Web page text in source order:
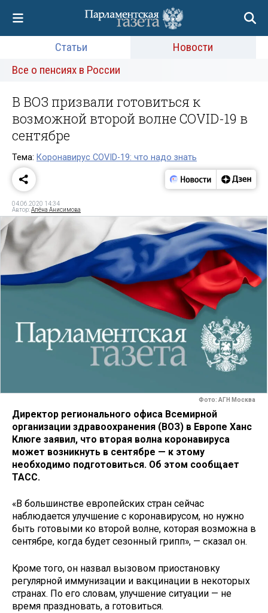
Статьи
Новости
Все о пенсиях в России
В ВОЗ призвали готовиться к
возможной второй волне COVID-19 в
сентябре
Тема: Коронавирус COVID-19: что надо знать
04.06.2020 14:34
Автор:Алёна Анисимова
Фото: АГН Москва
Директор регионального офиса Всемирной
организации здравоохранения (ВОЗ) в Европе Ханс
Клюге заявил, что вторая волна коронавируса
может возникнуть в сентябре — к этому
необходимо подготовиться. Об этом сообщает
ТАСС.
«В большинстве европейских стран сейчас
наблюдается улучшение с коронавирусом, но нужно
быть готовыми ко второй волне, которая возможна в
сентябре, когда будет сезонный грипп», — сказал он.
Кроме того, он назвал вызовом приостановку
регулярной иммунизации и вакцинации в некоторых
странах. По его словам, улучшение ситуации — не
время праздновать, а готовиться.